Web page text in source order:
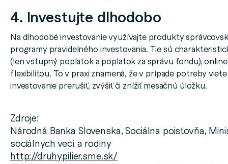
4. Investujte dlhodobo
Na dlhodobé investovanie využívajte produkty
programy pravidelného investovania. Tie sú
(len vstupný poplatok a poplatok za správu fondu),
flexibilitou. To v praxi znamená, že v prípade potreby
investovanie prerušiť, zvýšiť či znížiť mesačnú úložku.
Zdroje:
Národná Banka Slovenska, Sociálna poisťovňa,
sociálnych vecí a rodiny
http://druhypilier.sme.sk/